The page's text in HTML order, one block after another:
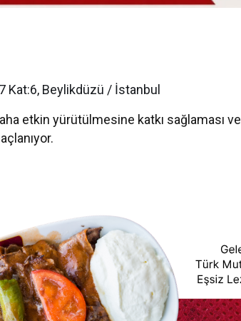
Kat:6, Beylikdüzü / İstanbul
etkin yürütülmesine katkı sağlaması ve